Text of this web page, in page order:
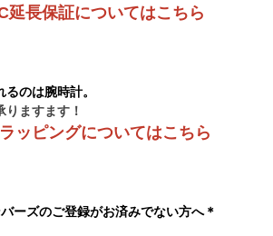
延長保証についてはこちら
のは腕時計。
りますます！
ッピングについてはこちら
ーズのご登録がお済みでない方へ＊